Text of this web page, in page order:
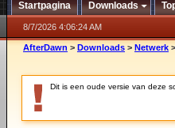
Startpagina Downloads
8/7/2026 4:06:24 AM
AfterDawn > Downloads > Netwerk >
Dit is een oude versie van deze